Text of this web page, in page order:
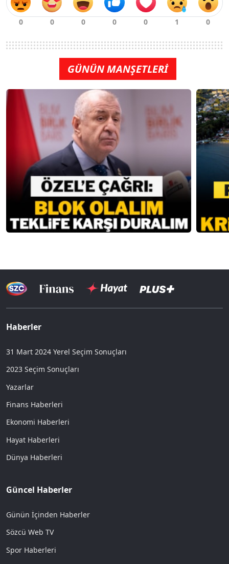
GÜNÜN MANŞETLERİ
Haberler
31 Mart 2024 Yerel Seçim Sonuçları
2023 Seçim Sonuçları
Yazarlar
Finans Haberleri
Ekonomi Haberleri
Hayat Haberleri
Dünya Haberleri
Güncel Haberler
Günün İçinden Haberler
Sözcü Web TV
Spor Haberleri